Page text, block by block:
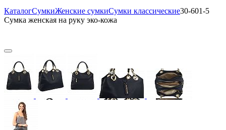
КаталогСумкиЖенские сумкиСумки классические30-601-5
Сумка женская на руку эко-кожа